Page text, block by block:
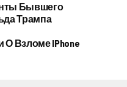
Бывшего
Трампа
О Взломе IPhone